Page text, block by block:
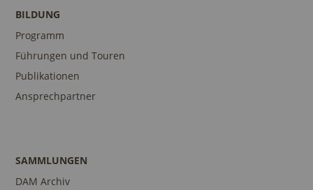
BILDUNG
Programm
Führungen und Touren
Publikationen
Ansprechpartner
SAMMLUNGEN
DAM Archiv